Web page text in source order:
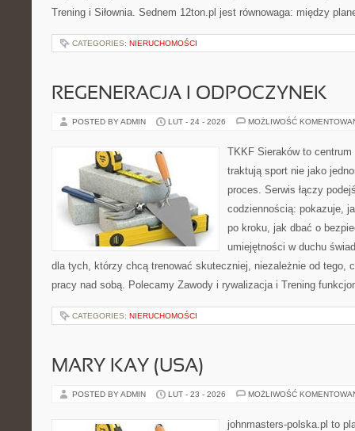
Trening i Siłownia. Sednem 12ton.pl jest równowaga: między
CATEGORIES: NIERUCHOMOŚCI
REGENERACJA I ODPOCZYNEK
POSTED BY ADMIN LUT - 24 - 2026 MOŻLIWOŚĆ
TKKF Sieraków to
traktują sport nie jako
proces. Serwis łączy
codziennością: pokazuje,
po kroku, jak dbać o
umiejętności w duchu
dla tych, którzy chcą trenować skuteczniej, niezależnie od tego,
pracy nad sobą. Polecamy Zawody i rywalizacja i Trening
CATEGORIES: NIERUCHOMOŚCI
MARY KAY (USA)
POSTED BY ADMIN LUT - 23 - 2026 MOŻLIWOŚĆ
johnmasters-polska.pl to